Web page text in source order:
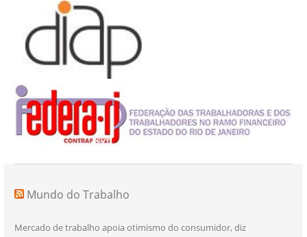
Mundo do Trabalho
Mercado de trabalho apoia otimismo do consumidor, diz